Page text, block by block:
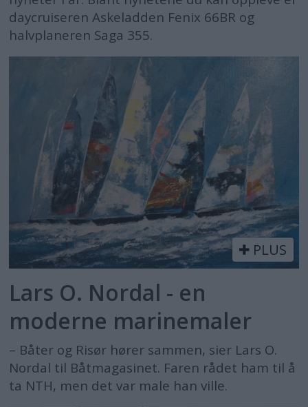
daycruiseren Askeladden Fenix 66BR og
halvplaneren Saga 355.
PLUS
Lars O. Nordal - en
moderne marinemaler
– Båter og Risør hører sammen, sier Lars O.
Nordal til Båtmagasinet. Faren rådet ham til å
ta NTH, men det var male han ville.